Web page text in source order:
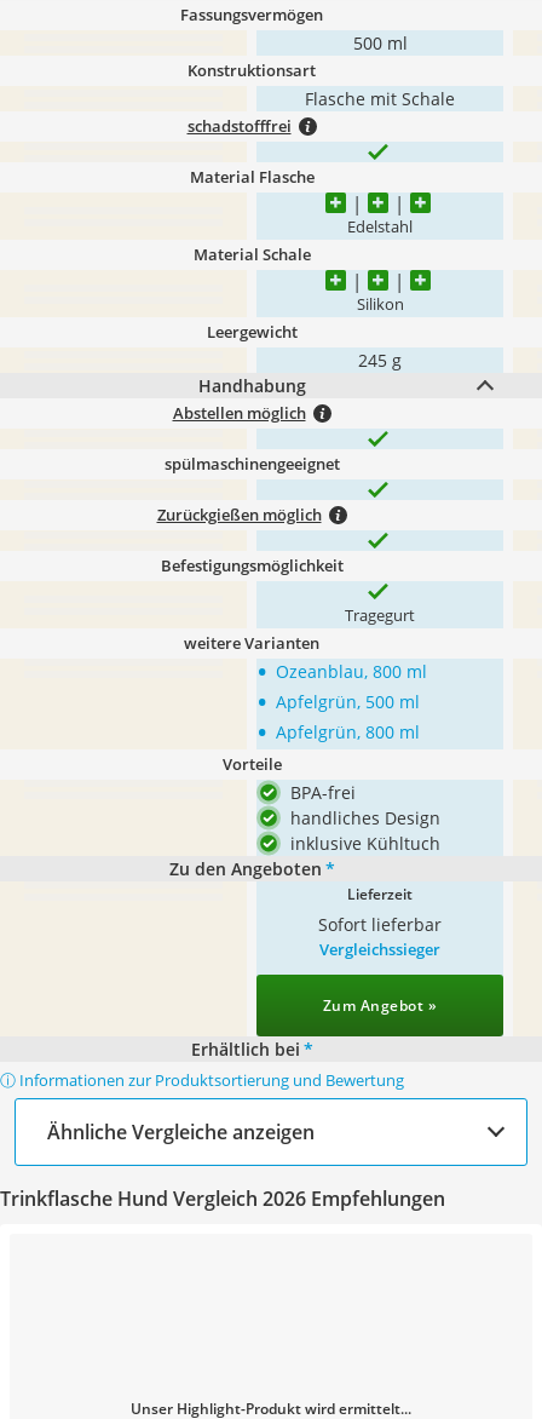
Fassungsvermögen
500 ml
Konstruktionsart
Flasche mit Schale
schadstofffrei
Material Flasche
Edelstahl
Material Schale
Silikon
Leergewicht
245 g
Handhabung
Abstellen möglich
spülmaschinengeeignet
Zurückgießen möglich
Befestigungsmöglichkeit
Tragegurt
weitere Varianten
• Ozeanblau, 800 ml
• Apfelgrün, 500 ml
• Apfelgrün, 800 ml
Vorteile
BPA-frei
handliches Design
inklusive Kühltuch
Zu den Angeboten *
Lieferzeit
Sofort lieferbar
Vergleichssieger
Zum Angebot »
Erhältlich bei *
ⓘ Informationen zur Produktsortierung und Bewertung
Ähnliche Vergleiche anzeigen
Trinkflasche Hund Vergleich 2026 Empfehlungen
Unser Highlight-Produkt wird ermittelt...